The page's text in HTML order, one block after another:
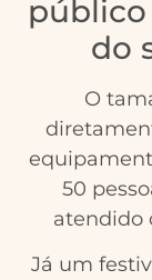
do
O
50
atendido
Já um